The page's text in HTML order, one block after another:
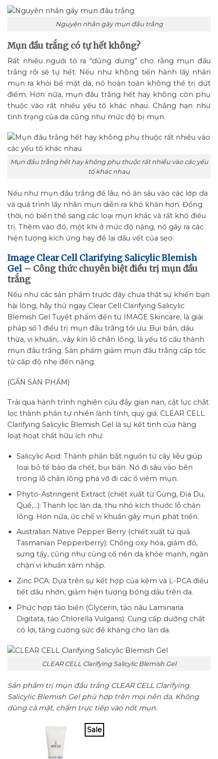
Nguyên nhân gây mụn đầu trắng
Mụn đầu trắng có tự hết không?
Rất nhiều người tỏ ra “dửng dưng” cho rằng mụn đầu
trắng rồi sẽ tự hết. Nếu như không tiến hành lấy nhân
mụn ra khỏi bề mặt da, nó hoàn toàn không thể trị dứt
điểm. Hơn nữa, mụn đầu trắng hết hay không còn phụ
thuộc vào rất nhiều yếu tố khác nhau. Chẳng hạn như
tình trạng của da cũng như mức độ bị mụn.
Mụn đầu trắng hết hay không phụ thuộc rất nhiều vào các yếu
tố khác nhau
Nếu như mụn đầu trắng để lâu, nó ăn sâu vào các lớp da
và quá trình lấy nhân mụn diễn ra khó khăn hơn. Đồng
thời, nó biến thể sang các loại mụn khác và rất khó điều
trị. Thêm vào đó, một khi ở mức độ nặng, nó gây ra các
hiện tượng kích ứng hay để lại dấu vết của sẹo.
Image Clear Cell Clarifying Salicylic Blemish
Gel– Công thức chuyên biệt điều trị mụn đầu
trắng
Nếu như các sản phẩm trước đây chưa thật sự khiến bạn
hài lòng, hãy thử ngay Clear Cell Clarifying Salicylic
Blemish Gel Tuyệt phẩm đến từ IMAGE Skincare, là giải
pháp số 1 điều trị mụn đầu trắng tối ưu. Bụi bẩn, dầu
thừa, vi khuẩn,…vây kín lỗ chân lông, là yếu tố cấu thành
mụn đầu trắng. Sản phẩm giảm mụn đầu trắng cấp tốc
từ cấp độ nhẹ đến nặng.
(GẮN SẢN PHẨM)
Trải qua hành trình nghiên cứu đầy gian nan, cật lực chắt
lọc thành phần tự nhiên lành tính, quý giá. CLEAR CELL
Clarifying Salicylic Blemish Gel là sự kết tinh của hàng
loạt hoạt chất hữu ích như:
Salicylic Acid: Thành phần bắt nguồn từ cây liễu giúp
loại bỏ tế bào da chết, bụi bẩn. Nó đi sâu vào bên
trong lỗ chân lông phá vỡ đi các ổ viêm mụn.
Phyto-Astringent Extract (chiết xuất từ Gừng, Địa Du,
Quế,…): Thanh lọc làn da, thu nhỏ kích thước lỗ chân
lông. Hơn nữa, ức chế vi khuẩn gây mụn phát triển.
Australian Native Pepper Berry (chiết xuất từ quả
Tasmanian Pepperberry): Chống oxy hóa, giảm đỏ,
sưng tấy, cũng như củng cố nền da khỏe mạnh, ngăn
chặn vi khuẩn xâm nhập.
Zinc PCA: Dựa trên sự kết hợp của kẽm và L-PCA điều
tiết dầu nhờn, giảm hiện tượng bóng dầu trên da.
Phức hợp tảo biển (Glycerin, tảo nâu Laminaria
Digitata, tảo Chlorella Vulgaris): Cung cấp dưỡng chất
có lợi, tăng cường sức đề kháng cho làn da.
CLEAR CELL Clarifying Salicylic Blemish Gel
Sản phẩm trị mụn đầu trắng CLEAR CELL Clarifying
Salicylic Blemish Gel phù hợp trên mọi nền da. Không
dùng cả mặt, chấm trực tiếp vào nốt mụn.
Sale